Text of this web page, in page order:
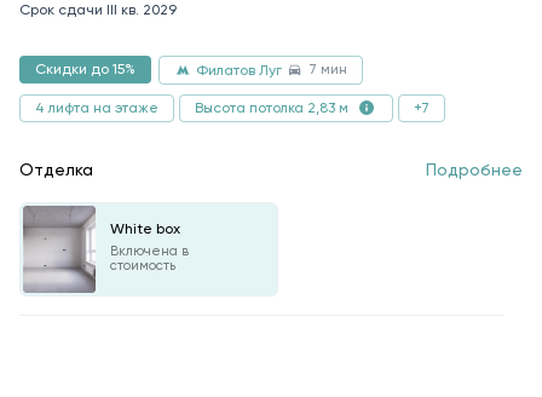
Срок сдачи III кв. 2029
Скидки до 15% Филатов Луг 7 мин
4 лифта на этаже Высота потолка 2,83 м +7
Отделка Подробнее
White box
Включена в
стоимость